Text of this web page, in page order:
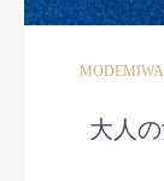
大人